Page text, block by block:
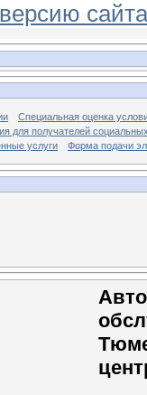
сайта
Специальная оценка
для получателей
услуги Форма подачи